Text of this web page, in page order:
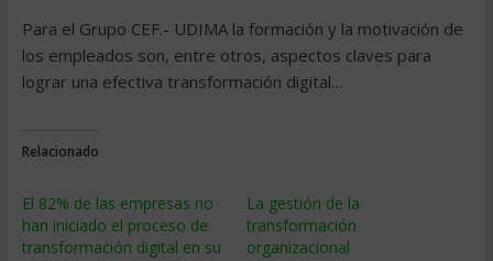
Para el Grupo CEF.- UDIMA la formación y la motivación de
los empleados son, entre otros, aspectos claves para
lograr una efectiva transformación digital…
Relacionado
El 82% de las empresas no
han iniciado el proceso de
transformación digital en su
La gestión de la
transformación
organizacional